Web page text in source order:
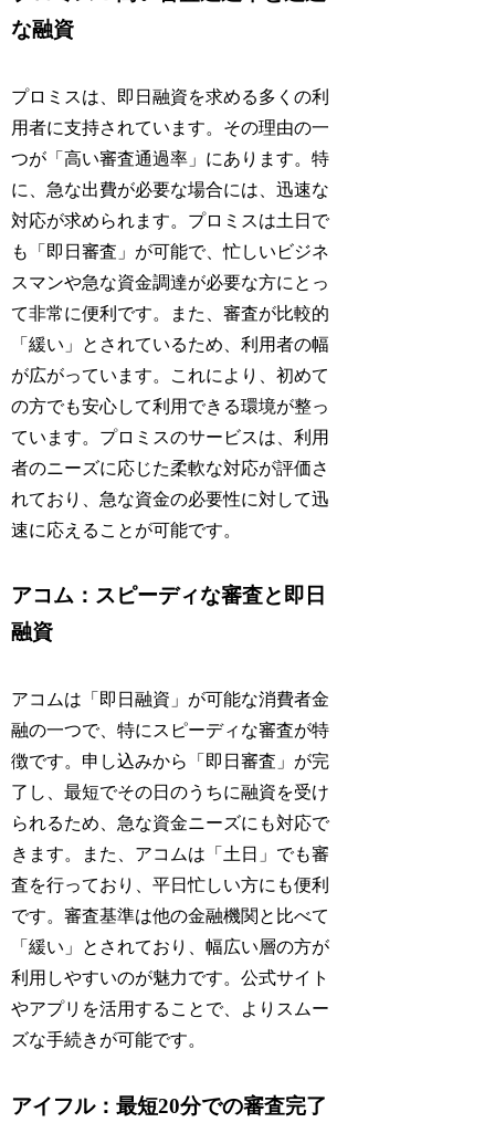
な融資
プロミスは、即日融資を求める多くの利
用者に支持されています。その理由の一
つが「高い審査通過率」にあります。特
に、急な出費が必要な場合には、迅速な
対応が求められます。プロミスは土日で
も「即日審査」が可能で、忙しいビジネ
スマンや急な資金調達が必要な方にとっ
て非常に便利です。また、審査が比較的
「緩い」とされているため、利用者の幅
が広がっています。これにより、初めて
の方でも安心して利用できる環境が整っ
ています。プロミスのサービスは、利用
者のニーズに応じた柔軟な対応が評価さ
れており、急な資金の必要性に対して迅
速に応えることが可能です。
アコム：スピーディな審査と即日
融資
アコムは「即日融資」が可能な消費者金
融の一つで、特にスピーディな審査が特
徴です。申し込みから「即日審査」が完
了し、最短でその日のうちに融資を受け
られるため、急な資金ニーズにも対応で
きます。また、アコムは「土日」でも審
査を行っており、平日忙しい方にも便利
です。審査基準は他の金融機関と比べて
「緩い」とされており、幅広い層の方が
利用しやすいのが魅力です。公式サイト
やアプリを活用することで、よりスムー
ズな手続きが可能です。
アイフル：最短20分での審査完了